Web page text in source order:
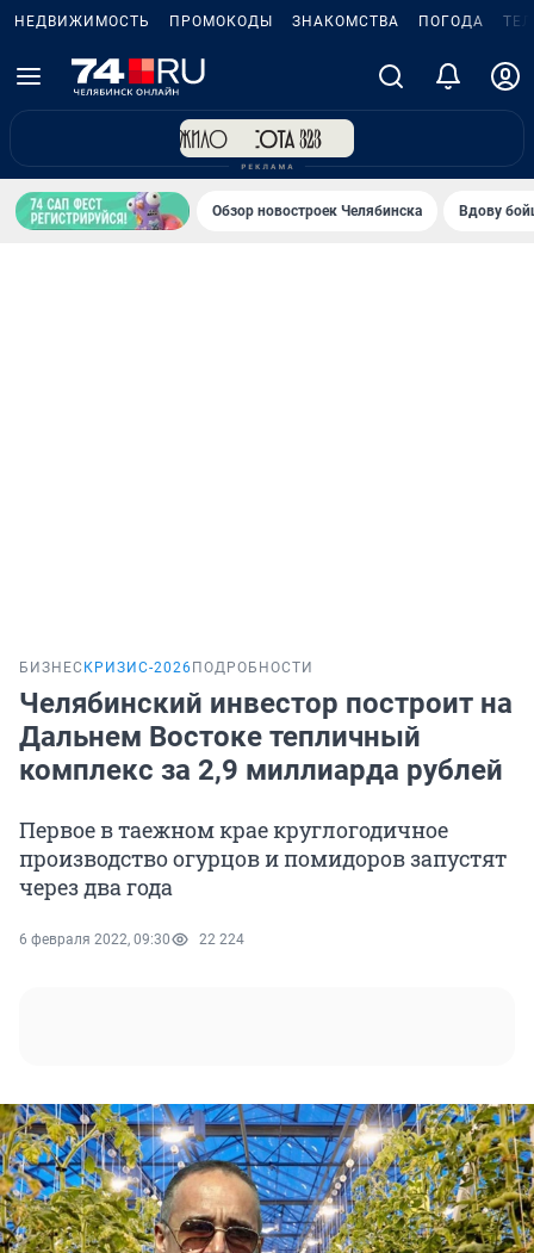
НЕДВИЖИМОСТЬ ПРОМОКОДЫ ЗНАКОМСТВА ПОГОДА
Обзор новостроек Челябинска Вдову
БИЗНЕС КРИЗИС-2026 ПОДРОБНОСТИ
Челябинский инвестор построит на
Дальнем Востоке тепличный
комплекс за 2,9 миллиарда рублей
Первое в таежном крае круглогодичное
производство огурцов и помидоров запустят
через два года
6 февраля 2022, 09:30 22 224